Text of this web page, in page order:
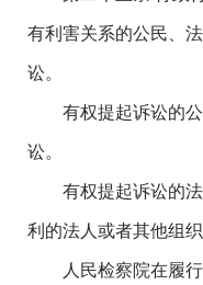
有利害关系的公民、
讼。
有权提起诉讼的
讼。
有权提起诉讼的
利的法人或者其他组
人民检察院在履